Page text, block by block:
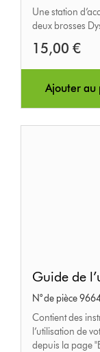
Une station
deux brosses
15,00 €
Ajouter au
de
l’utilisateur
Guide de
N° de pièce
Contient des
l’utilisation de
depuis la page